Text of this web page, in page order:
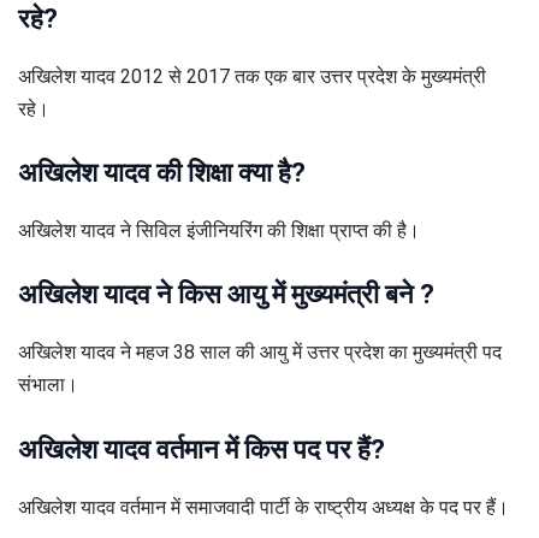
रहे?
अखिलेश यादव 2012 से 2017 तक एक बार उत्तर प्रदेश के मुख्यमंत्री
रहे।
अखिलेश यादव की शिक्षा क्या है?
अखिलेश यादव ने सिविल इंजीनियरिंग की शिक्षा प्राप्त की है।
अखिलेश यादव ने किस आयु में मुख्यमंत्री बने ?
अखिलेश यादव ने महज 38 साल की आयु में उत्तर प्रदेश का मुख्यमंत्री पद
संभाला।
अखिलेश यादव वर्तमान में किस पद पर हैं?
अखिलेश यादव वर्तमान में समाजवादी पार्टी के राष्ट्रीय अध्यक्ष के पद पर हैं।